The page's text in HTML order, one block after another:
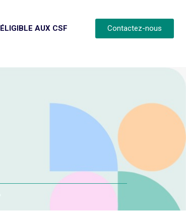
ÉLIGIBLE AUX CSF Contactez-nous